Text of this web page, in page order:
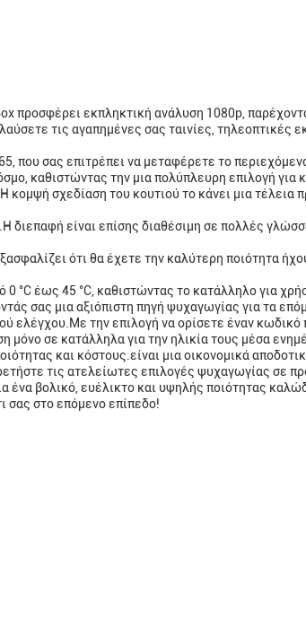
εκπληκτική ανάλυση 1080p,
τις αγαπημένες σας ταινίες, τηλεοπτικές
που σας επιτρέπει να μεταφέρετε το
καθιστώντας την μια πολύπλευρη επιλογή για
σχεδίαση του κουτιού το κάνει μια τέλεια
διεπαφή είναι επίσης διαθέσιμη σε πολλές
ότι θα έχετε την καλύτερη ποιότητα
°C έως 45 °C, καθιστώντας το κατάλληλο για
σας μια αξιόπιστη πηγή ψυχαγωγίας για τα
ελέγχου.Με την επιλογή να ορίσετε έναν
μόνο σε κατάλληλα για την ηλικία τους μέσα
και κόστους.είναι μια οικονομικά
τις ατελείωτες επιλογές ψυχαγωγίας σε
ένα βολικό, ευέλικτο και υψηλής ποιότητας
σας στο επόμενο επίπεδο!